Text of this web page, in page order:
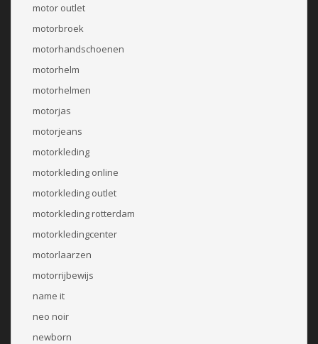
motor outlet
motorbroek
motorhandschoenen
motorhelm
motorhelmen
motorjas
motorjeans
motorkleding
motorkleding online
motorkleding outlet
motorkleding rotterdam
motorkledingcenter
motorlaarzen
motorrijbewijs
name it
neo noir
newborn